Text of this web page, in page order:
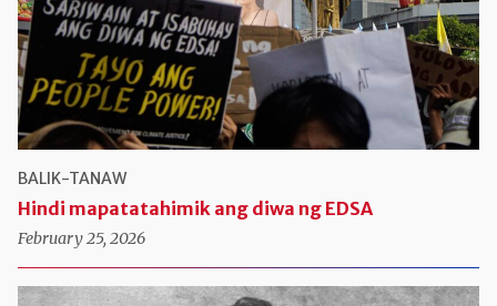
BALIK-TANAW
Hindi mapatatahimik ang diwa ng EDSA
February 25, 2026